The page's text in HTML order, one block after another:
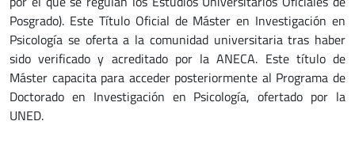
Posgrado). Este Título Oficial de Máster en Investigación en
Psicología se oferta a la comunidad universitaria tras haber
sido verificado y acreditado por la ANECA. Este título de
Máster capacita para acceder posteriormente al Programa de
Doctorado en Investigación en Psicología, ofertado por la
UNED.